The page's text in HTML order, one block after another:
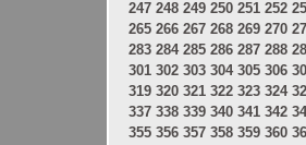
247 248 249 250 251 252
265 266 267 268 269 270
283 284 285 286 287 288
301 302 303 304 305 306
319 320 321 322 323 324
337 338 339 340 341 342
355 356 357 358 359 360